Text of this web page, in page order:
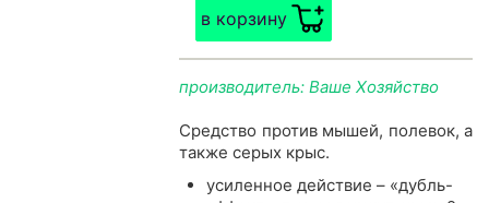
в корзину
производитель: Ваше Хозяйство
Средство против мышей, полевок, а
также серых крыс.
усиленное действие – «дубль-